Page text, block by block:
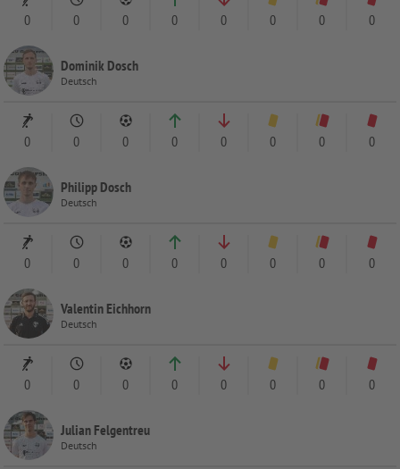
0 0 0 0 0 0 0 0
Dominik Dosch
Deutsch
0 0 0 0 0 0 0 0
Philipp Dosch
Deutsch
0 0 0 0 0 0 0 0
Valentin Eichhorn
Deutsch
0 0 0 0 0 0 0 0
Julian Felgentreu
Deutsch